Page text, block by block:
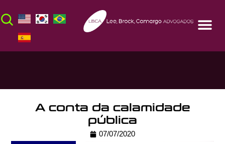
A conta da calamidade
pública
07/07/2020